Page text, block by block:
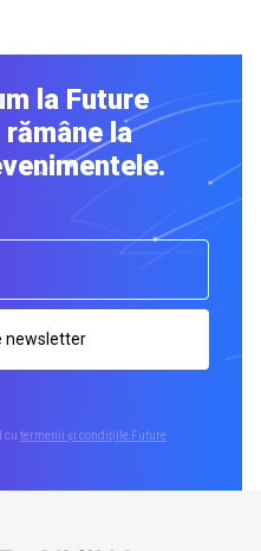
la Future
la
newsletter
cu termenii și condițiile Future